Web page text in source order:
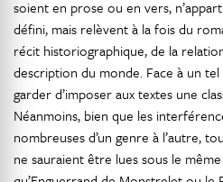
soient en prose ou en vers,
défini, mais relèvent à la fois du
récit historiographique, de la
description du monde. Face à un
garder d’imposer aux textes une
Néanmoins, bien que les
nombreuses d’un genre à l’autre,
ne sauraient être lues sous le